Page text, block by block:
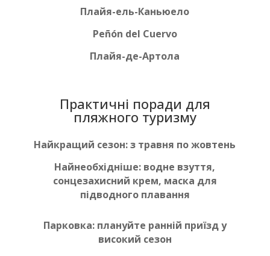
Плайя-ель-Каньюело
Peñón del Cuervo
Плайя-де-Артола
Практичні поради для
пляжного туризму
Найкращий сезон: з травня по жовтень
Найнеобхідніше: водне взуття,
сонцезахисний крем, маска для
підводного плавання
Парковка: плануйте ранній приїзд у
високий сезон